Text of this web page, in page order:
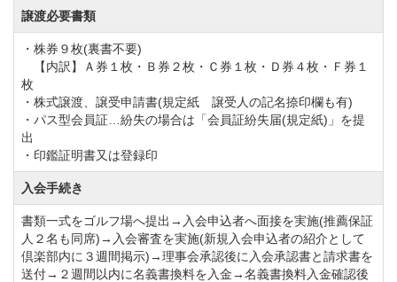
・電車をご利用の場合
京成電鉄「京成大和田駅」下車、徒歩7分。
「八千代台駅」下車の場合、東口からタクシーで10分
「勝田台駅」下車の場合、駅の北口よりタクシー利用
で10分
※京成上野駅から京成大和田駅まで、快速利用で60分
程度。
東葉高速鉄道「東葉勝田台駅」下車、タクシー利用で
10分
譲渡必要書類
・株券９枚(裏書不要)
【内訳】Ａ券１枚・Ｂ券２枚・Ｃ券１枚・Ｄ券４枚・Ｆ券１
枚
・株式譲渡、譲受申請書(規定紙 譲受人の記名捺印欄も有)
・パス型会員証…紛失の場合は「会員証紛失届(規定紙)」を提
出
・印鑑証明書又は登録印
入会手続き
書類一式をゴルフ場へ提出→入会申込者へ面接を実施(推薦保証
人２名も同席)→入会審査を実施(新規入会申込者の紹介として
倶楽部内に３週間掲示)→理事会承認後に入会承認書と請求書を
送付→２週間以内に名義書換料を入金→名義書換料入金確認後